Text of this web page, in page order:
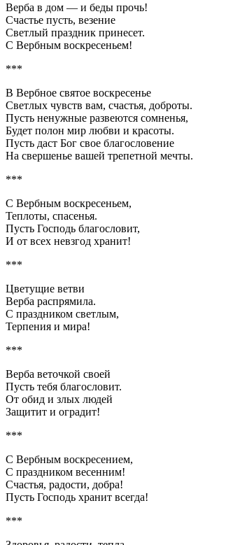
Верба в дом — и беды прочь!
Счастье пусть, везение
Светлый праздник принесет.
С Вербным воскресеньем!
***
В Вербное святое воскресенье
Светлых чувств вам, счастья, доброты.
Пусть ненужные развеются сомненья,
Будет полон мир любви и красоты.
Пусть даст Бог свое благословение
На свершенье вашей трепетной мечты.
***
С Вербным воскресеньем,
Теплоты, спасенья.
Пусть Господь благословит,
И от всех невзгод хранит!
***
Цветущие ветви
Верба распрямила.
С праздником светлым,
Терпения и мира!
***
Верба веточкой своей
Пусть тебя благословит.
От обид и злых людей
Защитит и оградит!
***
С Вербным воскресением,
С праздником весенним!
Счастья, радости, добра!
Пусть Господь хранит всегда!
***